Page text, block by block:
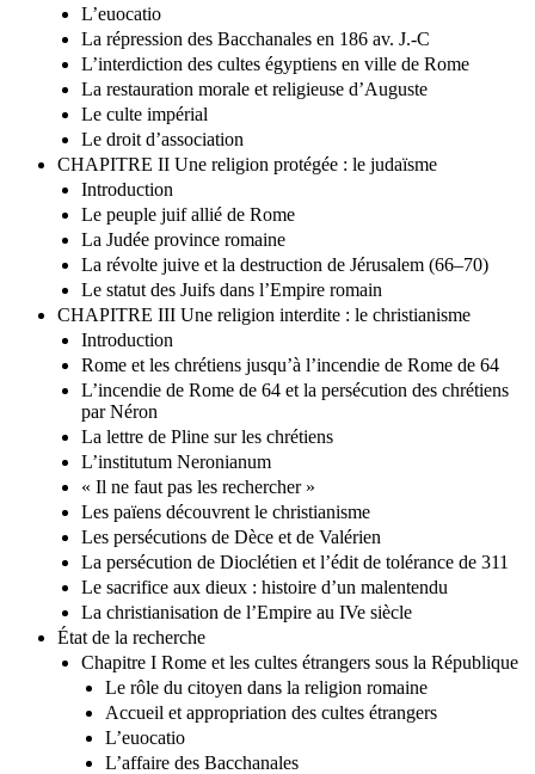
L’euocatio
La répression des Bacchanales en 186 av. J.-C
L’interdiction des cultes égyptiens en ville de Rome
La restauration morale et religieuse d’Auguste
Le culte impérial
Le droit d’association
CHAPITRE II Une religion protégée : le judaïsme
Introduction
Le peuple juif allié de Rome
La Judée province romaine
La révolte juive et la destruction de Jérusalem (66–70)
Le statut des Juifs dans l’Empire romain
CHAPITRE III Une religion interdite : le christianisme
Introduction
Rome et les chrétiens jusqu’à l’incendie de Rome de 64
L’incendie de Rome de 64 et la persécution des chrétiens
par Néron
La lettre de Pline sur les chrétiens
L’institutum Neronianum
« Il ne faut pas les rechercher »
Les païens découvrent le christianisme
Les persécutions de Dèce et de Valérien
La persécution de Dioclétien et l’édit de tolérance de 311
Le sacrifice aux dieux : histoire d’un malentendu
La christianisation de l’Empire au IVe siècle
État de la recherche
Chapitre I Rome et les cultes étrangers sous la République
Le rôle du citoyen dans la religion romaine
Accueil et appropriation des cultes étrangers
L’euocatio
L’affaire des Bacchanales